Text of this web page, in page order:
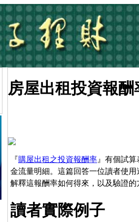
房屋出租投資報酬
『購屋出租之投資報酬率 』有個試
金流量明細。這篇回答一位讀者使
解釋這報酬率如何得來，以及驗證的
讀者實際例子